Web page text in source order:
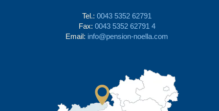
Tel.: 0043 5352 62791
Fax: 0043 5352 62791 4
Email: info@pension-noella.com